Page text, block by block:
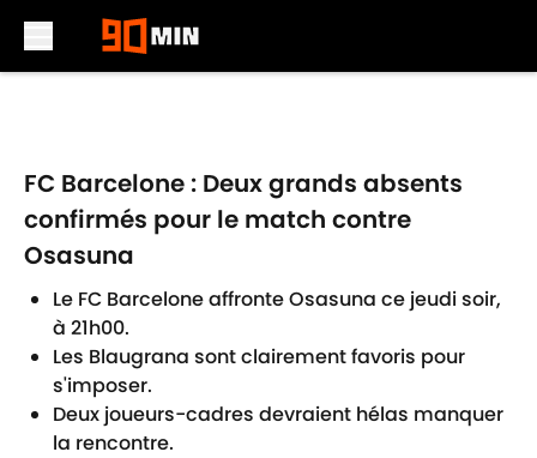
FC Barcelone : Deux grands absents
confirmés pour le match contre
Osasuna
Le FC Barcelone affronte Osasuna ce jeudi soir,
à 21h00.
Les Blaugrana sont clairement favoris pour
s'imposer.
Deux joueurs-cadres devraient hélas manquer
la rencontre.